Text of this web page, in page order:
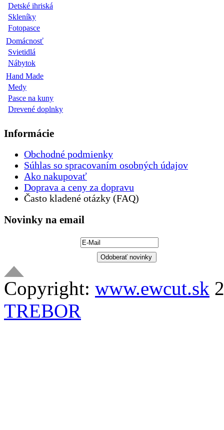
Detské ihriská
Skleníky
Fotopasce
Domácnosť
Svietidlá
Nábytok
Hand Made
Medy
Pasce na kuny
Drevené doplnky
Informácie
Obchodné podmienky
Súhlas so spracovaním osobných údajov
Ako nakupovať
Doprava a ceny za dopravu
Často kladené otázky (FAQ)
Novinky na email
Copyright: www.ewcut.sk
TREBOR